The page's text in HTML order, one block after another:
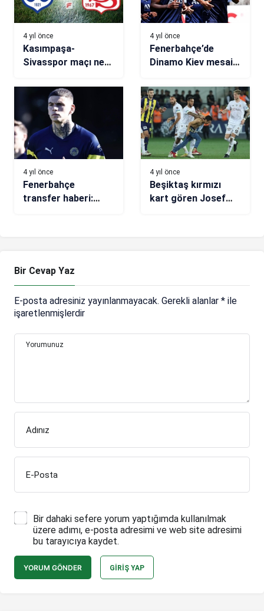
4 yıl önce
Kasımpaşa-
Sivasspor maçı ne
hangi kanalda? (İlk
11’ler)
4 yıl önce
Fenerbahçe’de
Dinamo Kiev mesaisi
4 yıl önce
Fenerbahçe
transfer haberi:
4 yıl önce
Beşiktaş kırmızı
kart gören Josef
Bir Cevap Yaz
E-posta adresiniz yayınlanmayacak. Gerekli alanlar * ile
işaretlenmişlerdir
Yorumunuz
Adınız
E-Posta
Bir dahaki sefere yorum yaptığımda kullanılmak
üzere adımı, e-posta adresimi ve web site adresimi
bu tarayıcıya kaydet.
YORUM GÖNDER GIRIŞ YAP